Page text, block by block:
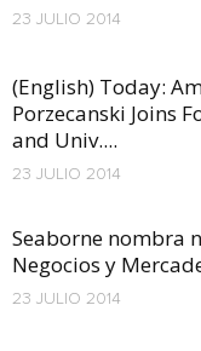
23 JULIO 2014
(English) Today:
Porzecanski Joins
and Univ....
23 JULIO 2014
Seaborne nombra
Negocios y
23 JULIO 2014